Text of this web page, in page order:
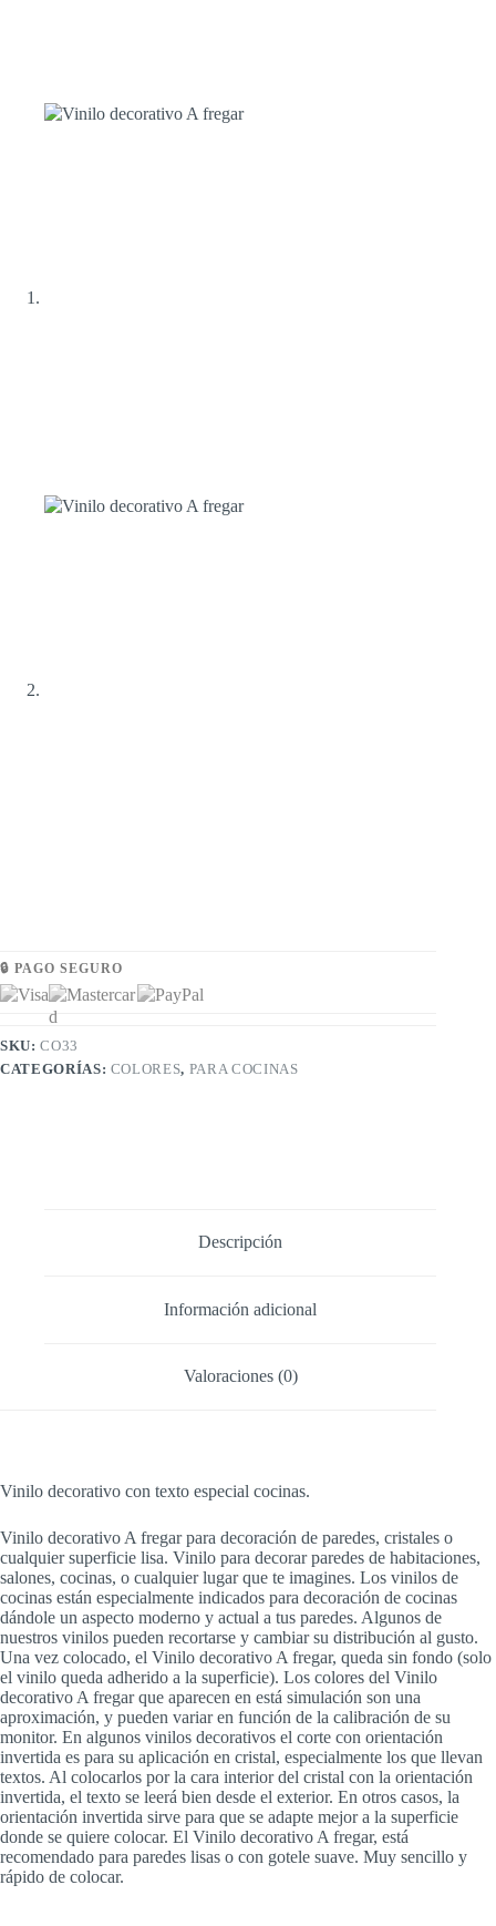
🔒 PAGO SEGURO
SKU:CO33
CATEGORÍAS: COLORES, PARA COCINAS
Descripción
Información adicional
Valoraciones (0)
Vinilo decorativo con texto especial cocinas.
Vinilo decorativo A fregar para decoración de paredes, cristales o
cualquier superficie lisa. Vinilo para decorar paredes de habitaciones,
salones, cocinas, o cualquier lugar que te imagines. Los vinilos de
cocinas están especialmente indicados para decoración de cocinas
dándole un aspecto moderno y actual a tus paredes. Algunos de
nuestros vinilos pueden recortarse y cambiar su distribución al gusto.
Una vez colocado, el Vinilo decorativo A fregar, queda sin fondo (solo
el vinilo queda adherido a la superficie). Los colores del Vinilo
decorativo A fregar que aparecen en está simulación son una
aproximación, y pueden variar en función de la calibración de su
monitor. En algunos vinilos decorativos el corte con orientación
invertida es para su aplicación en cristal, especialmente los que llevan
textos. Al colocarlos por la cara interior del cristal con la orientación
invertida, el texto se leerá bien desde el exterior. En otros casos, la
orientación invertida sirve para que se adapte mejor a la superficie
donde se quiere colocar. El Vinilo decorativo A fregar, está
recomendado para paredes lisas o con gotele suave. Muy sencillo y
rápido de colocar.